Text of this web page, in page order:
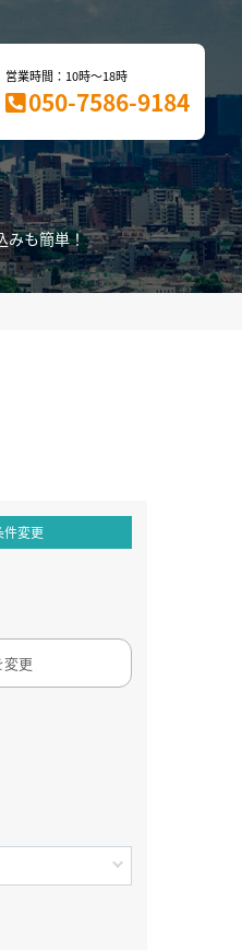
営業時間：10時～18時
050-7586-9184
みも簡単！
件変更
変更